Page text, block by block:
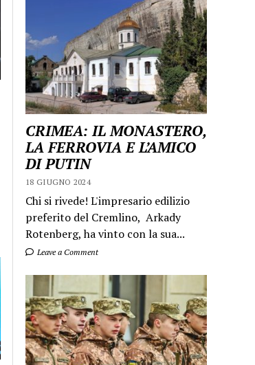
CRIMEA: IL MONASTERO,
LA FERROVIA E L’AMICO
DI PUTIN
18 GIUGNO 2024
Chi si rivede! L'impresario edilizio
preferito del Cremlino, Arkady
Rotenberg, ha vinto con la sua...
Leave a Comment